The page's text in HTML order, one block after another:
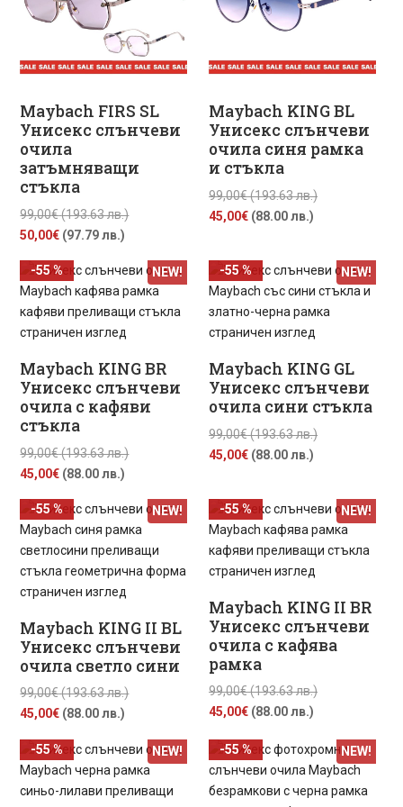
Maybach FIRS SL
Унисекс слънчеви
очила
затъмняващи
стъкла
99,00€(193.63 лв.)Original
99,00€
(193.63
лв.).
50,00€ (97.79 лв.)
е:
50,00€
(97.79
лв.).
Maybach KING BL
Унисекс слънчеви
очила синя рамка
и стъкла
99,00€(193.63 лв.)Original
(193.63
лв.).
45,00€ (88.00 лв.)
45,00€
(88.00
лв.).
Maybach KING BR
Унисекс слънчеви
очила с кафяви
стъкла
NEW!
99,00€(193.63 лв.)Original
99,00€
(193.63
лв.).
45,00€ (88.00 лв.)
е:
45,00€
(88.00
лв.).
-55 %
Maybach KING GL
Унисекс слънчеви
очила сини стъкла
NEW!
99,00€(193.63 лв.)Original
(193.63
лв.).
45,00€ (88.00 лв.)
45,00€
(88.00
лв.).
-55 %
Maybach KING II BL
Унисекс слънчеви
очила светло сини
NEW!
99,00€(193.63 лв.)Original
99,00€
(193.63
лв.).
45,00€ (88.00 лв.)
е:
45,00€
(88.00
-55 %
Maybach KING II BR
Унисекс слънчеви
очила с кафява
рамка
NEW!
99,00€(193.63 лв.)Original
99,00€
(193.63
лв.).
45,00€ (88.00 лв.)
е:
45,00€
(88.00
-55 %
NEW!
-55 % NEW!
-55 %